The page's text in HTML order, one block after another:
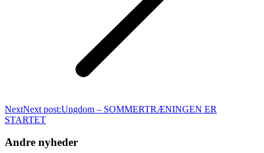
NextNext post:Ungdom – SOMMERTRÆNINGEN ER
STARTET
Andre nyheder